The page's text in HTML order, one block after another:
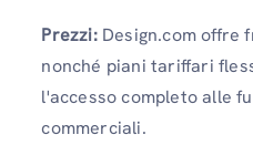
Prezzi:Design.com offre
nonché piani tariffari
l'accesso completo alle
commerciali.